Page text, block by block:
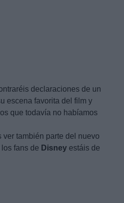
declaraciones de un
escena favorita del film y
que todavía no habíamos
también parte del nuevo
fans de Disney estáis de